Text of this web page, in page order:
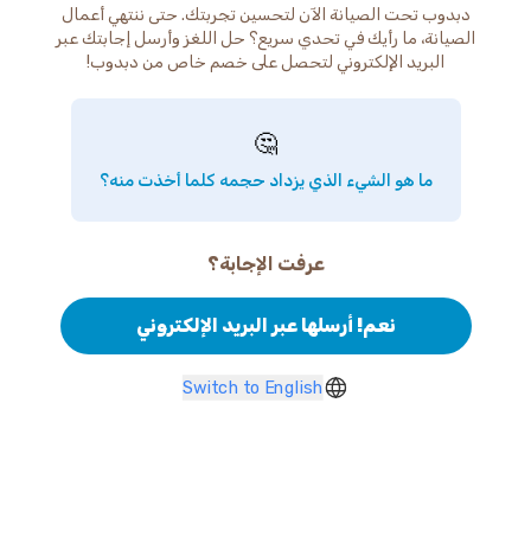
دبدوب تحت الصيانة الآن لتحسين تجربتك. حتى ننتهي أعمال
الصيانة، ما رأيك في تحدي سريع؟ حل اللغز وأرسل إجابتك عبر
البريد الإلكتروني لتحصل على خصم خاص من دبدوب!
🤔
ما هو الشيء الذي يزداد حجمه كلما أخذت منه؟
عرفت الإجابة؟
نعم! أرسلها عبر البريد الإلكتروني
Switch to English